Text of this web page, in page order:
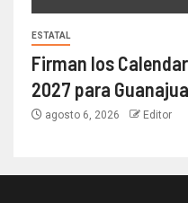
ESTATAL
Firman los
2027 para
agosto 6, 2026 Editor